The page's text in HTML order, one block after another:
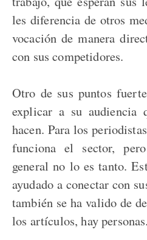
les diferencia de otros
vocación de manera
con sus competidores.
Otro de sus puntos
explicar a su audiencia
hacen. Para los
funciona el sector,
general no lo es tanto.
ayudado a conectar con
también se ha valido de
los artículos, hay personas.